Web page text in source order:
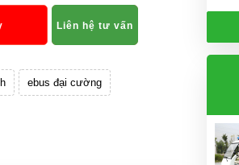
Liên hệ tư vấn
ebus đại cường